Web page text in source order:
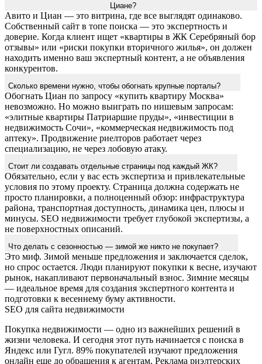
Циане?
Авито и Циан — это витрина, где все выглядят одинаково.
Собственный сайт в топе поиска — это экспертность и
доверие. Когда клиент ищет «квартиры в ЖК Серебряный бор
отзывы» или «риски покупки вторичного жилья», он должен
находить именно ваш экспертный контент, а не объявления
конкурентов.
Сколько времени нужно, чтобы обогнать крупные порталы?
Обогнать Циан по запросу «купить квартиру Москва»
невозможно. Но можно выиграть по нишевым запросам:
«элитные квартиры Патриаршие пруды», «инвестиции в
недвижимость Сочи», «коммерческая недвижимость под
аптеку». Продвижение риелторов работает через
специализацию, не через лобовую атаку.
Стоит ли создавать отдельные страницы под каждый ЖК?
Обязательно, если у вас есть экспертиза и привлекательные
условия по этому проекту. Страница должна содержать не
просто планировки, а полноценный обзор: инфраструктура
района, транспортная доступность, динамика цен, плюсы и
минусы. SEO недвижимости требует глубокой экспертизы, а
не поверхностных описаний.
Что делать с сезонностью — зимой же никто не покупает?
Это миф. Зимой меньше предложения и заключается сделок,
но спрос остается. Люди планируют покупки к весне, изучают
рынок, накапливают первоначальный взнос. Зимние месяцы
— идеальное время для создания экспертного контента и
подготовки к весеннему буму активности.
SEO для сайта недвижимости
Покупка недвижимости — одно из важнейших решений в
жизни человека. И сегодня этот путь начинается с поиска в
Яндекс или Гугл. 89% покупателей изучают предложения
онлайн еще до обращения к агентам. Реклама риэлтерских